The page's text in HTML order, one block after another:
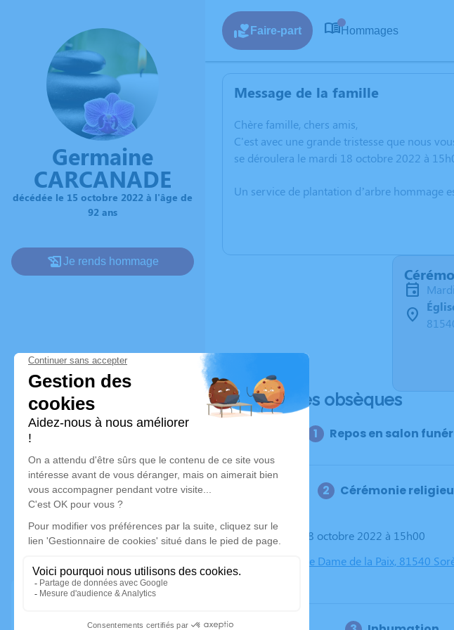
Germaine
CARCANADE
décédée le 15 octobre 2022 à l'âge de
92 ans
Je rends hommage
Faire-part Hommages
Message de la famille
Chère famille, chers amis,
C'est avec une grande tristesse que nous
se déroulera le mardi 18 octobre 2022 à
Un service de plantation d’arbre hommage
Déroulé des obsèques
Repos en salon
Cérémonie
Le mardi 18 octobre 2022 à 15h00
Église Notre Dame de la Paix, 81540